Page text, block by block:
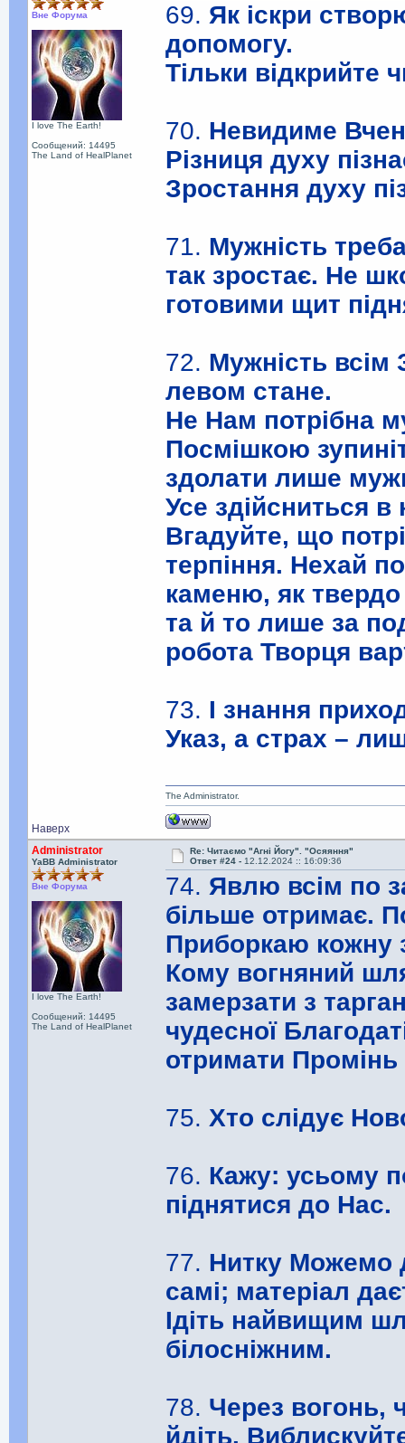
Вне Форума
I love The Earth!
Сообщений: 14495
The Land of HealPlanet
69. Як іскри
допомогу.
Тільки відкрийте
70. Невидиме
Різниця духу
Зростання духу
71. Мужність
так зростає. Не
готовими щит
72. Мужність всім
левом стане.
Не Нам потрібна
Посмішкою
здолати лише
Усе здійсниться
Вгадуйте, що
терпіння. Нехай
каменю, як
та й то лише за
робота Творця
73. І знання
Указ, а страх –
Наверх
The Administrator.
Administrator
YaBB Administrator
Вне Форума
I love The Earth!
Сообщений: 14495
The Land of HealPlanet
Re: Читаємо "Агні Йогу". "Осяяння"
Ответ #24 - 12.12.2024 :: 16:09:36
74. Явлю всім по
більше отримає.
Приборкаю кожну
Кому вогняний
замерзати з
чудесної
отримати Промінь
75. Хто слідує
76. Кажу: усьому
піднятися до Нас.
77. Нитку Можемо
самі; матеріал
Ідіть найвищим
білосніжним.
78. Через вогонь,
йдіть.